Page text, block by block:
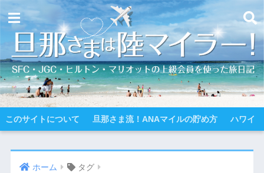
このサイトについて 旦那さま流！ANAマイルの貯め方 ハワイ
ホーム タグ